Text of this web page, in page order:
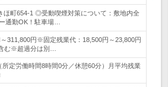
ほ町654-1 ◎受動喫煙対策について：敷地内全
通勤OK！駐車場…
～311,800円※固定残業代：18,500円～23,800円
む※超過分は別…
所定労働時間8時間0分／休憩60分）月平均残業